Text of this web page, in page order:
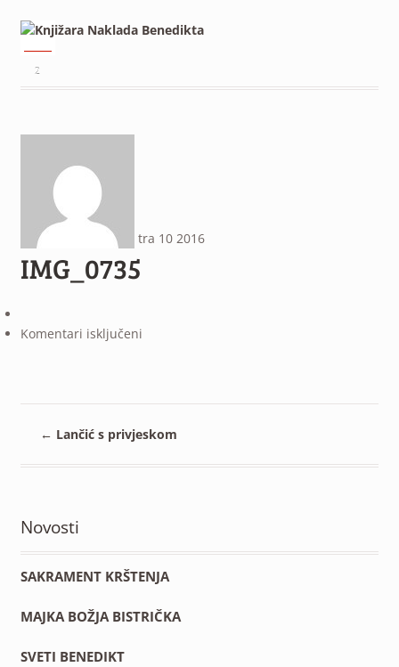
²
tra 10 2016
IMG_0735
Komentari isključeniza
← Lančić s privjeskom
Novosti
SAKRAMENT KRŠTENJA
MAJKA BOŽJA BISTRIČKA
SVETI BENEDIKT